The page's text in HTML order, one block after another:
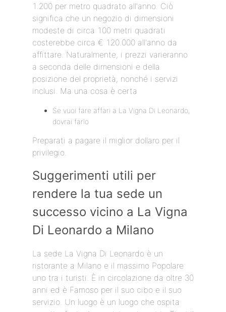
1.200 per metro quadrato all'anno. Ciò
significa che un negozio di dimensioni
modeste di circa 100 metri quadrati
costerebbe circa € 120.000 all'anno da
affittare. Naturalmente, i prezzi varieranno
a seconda delle dimensioni e della
posizione del proprietà, nonché i servizi
inclusi. Ma una cosa è certa
Se vuoi fare affari a La Vigna Di Leonardo,
dovrai farlo
Preparati a pagare il miglior dollaro per il
privilegio.
Suggerimenti utili per
rendere la tua sede un
successo vicino a La Vigna
Di Leonardo a Milano
La sede La Vigna Di Leonardo è un
ristorante a Milano e il massimo Popolare
uno tra i turisti. È in circolazione da oltre 30
anni ed è Famoso per il suo cibo e il suo
servizio. Un luogo è un luogo che ospita